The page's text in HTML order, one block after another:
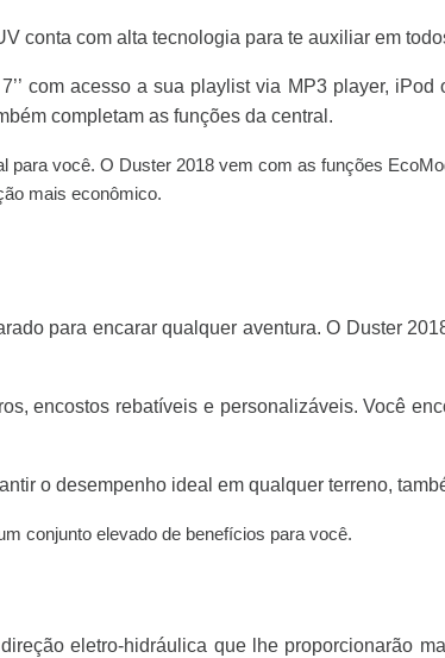
conta com alta tecnologia para te auxiliar em
com acesso a sua playlist via MP3 player,
completam as funções da central.
você. O Duster 2018 vem com as funções
mais econômico.
para encarar qualquer aventura. O Duster
encostos rebatíveis e personalizáveis. Você
o desempenho ideal em qualquer terreno,
conjunto elevado de benefícios para você.
eletro-hidráulica que lhe proporcionarão